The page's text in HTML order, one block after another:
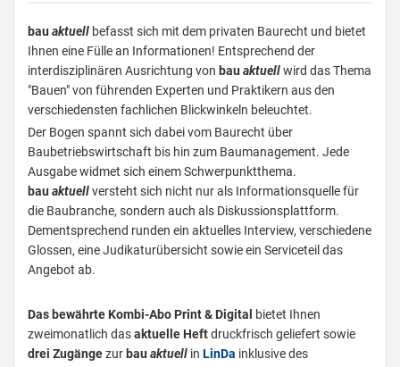
bau aktuell befasst sich mit dem privaten Baurecht und bietet
Ihnen eine Fülle an Informationen! Entsprechend der
interdisziplinären Ausrichtung von bau aktuellwird das Thema
"Bauen" von führenden Experten und Praktikern aus den
verschiedensten fachlichen Blickwinkeln beleuchtet.
Der Bogen spannt sich dabei vom Baurecht über
Baubetriebswirtschaft bis hin zum Baumanagement. Jede
Ausgabe widmet sich einem Schwerpunktthema.
bau aktuellversteht sich nicht nur als Informationsquelle für
die Baubranche, sondern auch als Diskussionsplattform.
Dementsprechend runden ein aktuelles Interview, verschiedene
Glossen, eine Judikaturübersicht sowie ein Serviceteil das
Angebot ab.
Das bewährte Kombi-Abo Print & Digital bietet Ihnen
zweimonatlich dasaktuelle Heftdruckfrisch geliefert sowie
drei Zugängezurbau aktuell in LinDa inklusive des